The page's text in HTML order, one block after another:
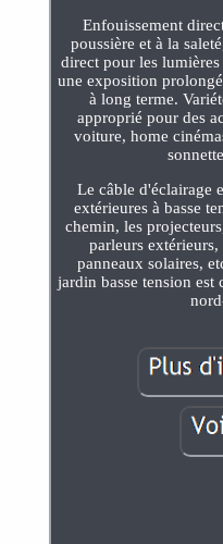
Enfouissement
poussière et à la
direct pour les lumières
une exposition
à long terme.
approprié pour des
voiture, home
Le câble d'éclairage
extérieures à basse
chemin, les
parleurs
panneaux solaires,
jardin basse tension est